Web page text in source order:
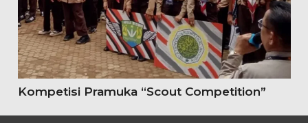
Kompetisi Pramuka “Scout Competition”